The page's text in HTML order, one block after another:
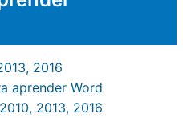
2016
aprender Word
2013, 2016